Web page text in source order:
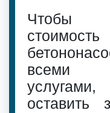
Чтобы
всеми
оставить